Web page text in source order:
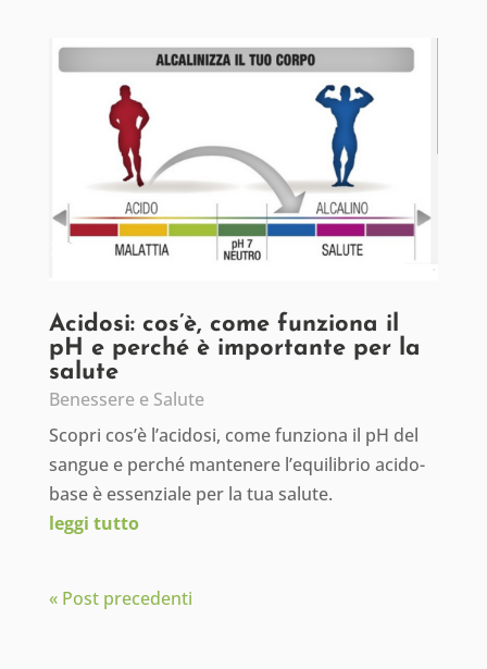
Acidosi: cos’è, come funziona il
pH e perché è importante per la
salute
Benessere e Salute
Scopri cos’è l’acidosi, come funziona il pH del
sangue e perché mantenere l’equilibrio acido-
base è essenziale per la tua salute.
leggi tutto
« Post precedenti